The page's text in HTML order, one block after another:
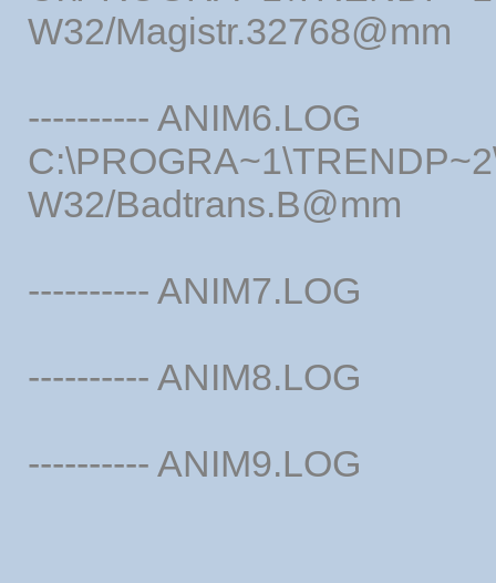
W32/Magistr.32768@mm
---------- ANIM6.LOG
W32/Badtrans.B@mm
---------- ANIM7.LOG
---------- ANIM8.LOG
---------- ANIM9.LOG